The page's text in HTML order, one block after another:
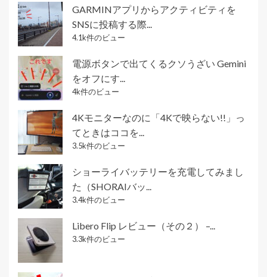
GARMINアプリからアクティビティを
SNSに投稿する際...
4.1k件のビュー
電源ボタンで出てくるクソうざい Gemini
をオフにす...
4k件のビュー
4Kモニターなのに「4Kで映らない!!」っ
てときはココを...
3.5k件のビュー
ショーライバッテリーを充電してみまし
た（SHORAIバッ...
3.4k件のビュー
Libero Flip レビュー（その２） –...
3.3k件のビュー